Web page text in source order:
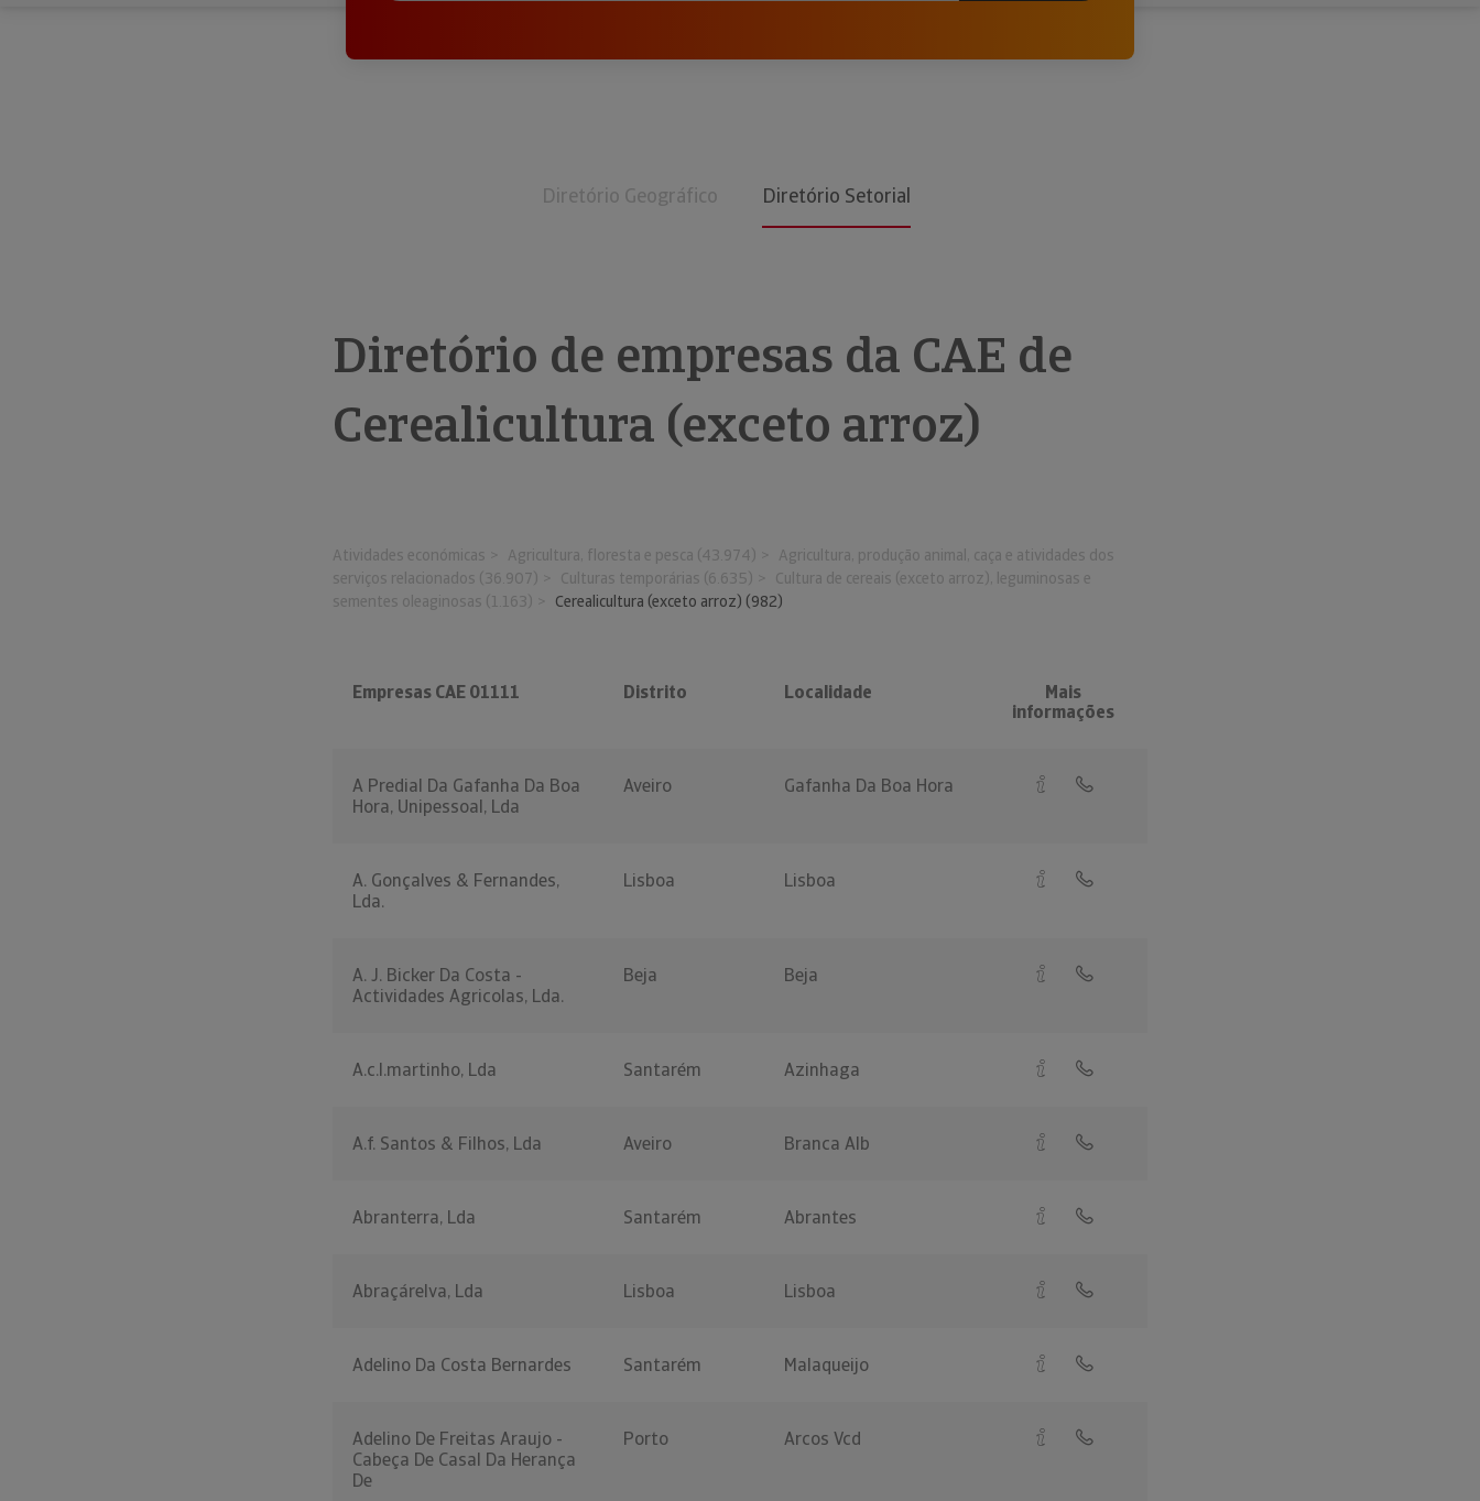
seus clientes.
Diretório Geográfico Diretório Setorial
Diretório de empresas da CAE de
Cerealicultura (exceto arroz)
Atividades económicas Agricultura, floresta e pesca (43.974)
Agricultura, produção animal, caça e atividades dos
serviços relacionados (36.907)
Culturas temporárias (6.635)
Cultura de cereais (exceto arroz), leguminosas e
sementes oleaginosas (1.163)
Cerealicultura (exceto arroz) (982)
Empresas CAE 01111 Distrito Localidade
Mais
informações
A Predial Da Gafanha Da Boa
Hora, Unipessoal, Lda
Aveiro Gafanha Da Boa Hora
A. Gonçalves & Fernandes,
Lda.
Lisboa Lisboa
A. J. Bicker Da Costa -
Actividades Agricolas, Lda.
Beja Beja
A.c.l.martinho, Lda Santarém Azinhaga
A.f. Santos & Filhos, Lda Aveiro Branca Alb
Abranterra, Lda Santarém Abrantes
Abraçárelva, Lda Lisboa Lisboa
Adelino Da Costa Bernardes Santarém Malaqueijo
Adelino De Freitas Araujo -
Cabeça De Casal Da Herança
De
Porto Arcos Vcd